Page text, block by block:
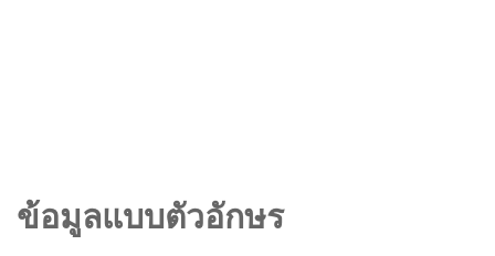
ข้อมูลแบบตัวอักษร